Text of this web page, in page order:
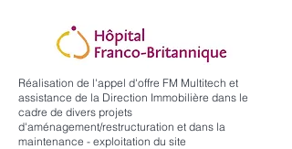
Réalisation de l'appel d'offre FM Multitech et
assistance de la Direction Immobilière dans le
cadre de divers projets
d'aménagement/restructuration et dans la
maintenance - exploitation du site